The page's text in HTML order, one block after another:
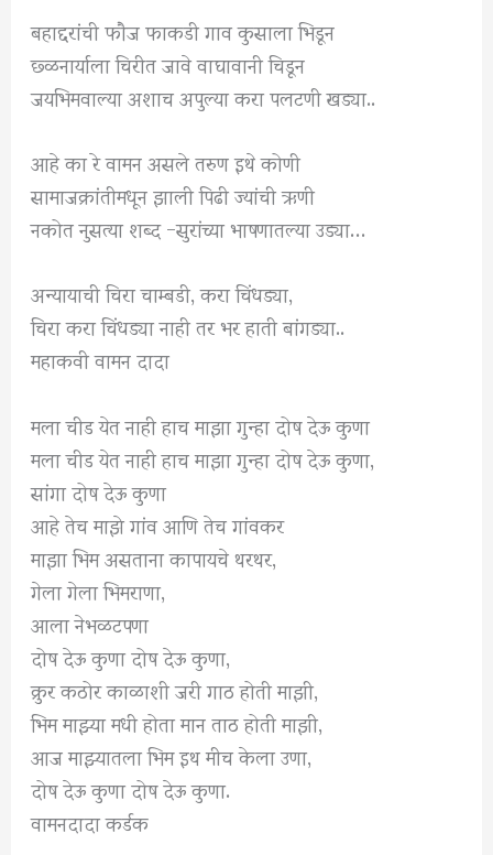
बहाद्दरांची फौज फाकडी गाव कुसाला भिडून
छ्ळनार्याला चिरीत जावे वाघावानी चिडून
जयभिमवाल्या अशाच अपुल्या करा पलटणी खड्या..
आहे का रे वामन असले तरुण इथे कोणी
सामाजक्रांतीमधून झाली पिढी ज्यांची ऋणी
नकोत नुसत्या शब्द -सुरांच्या भाषणातल्या उड्या…
अन्यायाची चिरा चाम्बडी, करा चिंधड्या,
चिरा करा चिंधड्या नाही तर भर हाती बांगड्या..
महाकवी वामन दादा
मला चीड येत नाही हाच माझा गुन्हा दोष देऊ कुणा
मला चीड येत नाही हाच माझा गुन्हा दोष देऊ कुणा,
सांगा दोष देऊ कुणा
आहे तेच माझे गांव आणि तेच गांवकर
माझा भिम असताना कापायचे थरथर,
गेला गेला भिमराणा,
आला नेभळटपणा
दोष देऊ कुणा दोष देऊ कुणा,
क्रुर कठोर काळाशी जरी गाठ होती माझी,
भिम माझ्या मधी होता मान ताठ होती माझी,
आज माझ्यातला भिम इथ मीच केला उणा,
दोष देऊ कुणा दोष देऊ कुणा.
वामनदादा कर्डक